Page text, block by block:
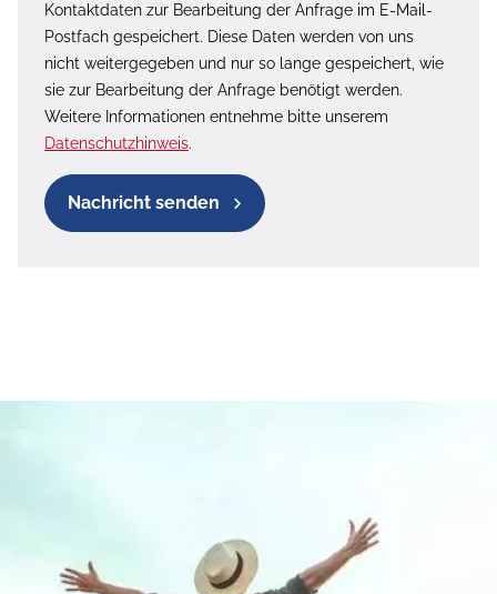
Kontaktdaten zur Bearbeitung der Anfrage im E-Mail-
Postfach gespeichert. Diese Daten werden von uns
nicht weitergegeben und nur so lange gespeichert, wie
sie zur Bearbeitung der Anfrage benötigt werden.
Weitere Informationen entnehme bitte unserem
Datenschutzhinweis.
Nachricht senden